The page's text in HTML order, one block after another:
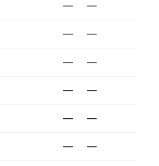
— —
— —
— —
— —
— —
— —